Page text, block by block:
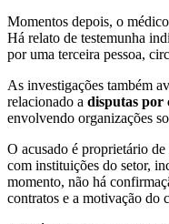
Momentos depois, o
Há relato de testemunha
por uma terceira pessoa,
As investigações também
relacionado a disputas por
envolvendo organizações
O acusado é proprietário
com instituições do setor,
momento, não há
contratos e a motivação do